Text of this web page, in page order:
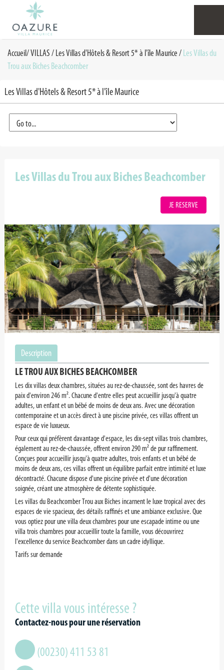
Accueil/VILLAS/Les Villas d'Hôtels & Resort 5* à l'île Maurice/Les Villas du
Trou aux Biches Beachcomber
Les Villas d'Hôtels & Resort 5* à l'île Maurice
Les Villas du Trou aux Biches Beachcomber
JE RESERVE
Description
LE TROU AUX BICHES BEACHCOMBER
Les dix villas deux chambres, situées au rez-de-chaussée, sont des havres de
paix d'environ 246 m². Chacune d'entre elles peut accueillir jusqu'à quatre
adultes, un enfant et un bébé de moins de deux ans. Avec une décoration
contemporaine et un accès direct à une piscine privée, ces villas offrent un
espace de vie luxueux.
Pour ceux qui préfèrent davantage d'espace, les dix-sept villas trois chambres,
également au rez-de-chaussée, offrent environ 290 m² de pur raffinement.
Conçues pour accueillir jusqu'à quatre adultes, trois enfants et un bébé de
moins de deux ans, ces villas offrent un équilibre parfait entre intimité et luxe
décontracté. Chacune dispose d'une piscine privée et d'une décoration
soignée, créant une atmosphère de détente sophistiquée.
Les villas du Beachcomber Trou aux Biches incarnent le luxe tropical avec des
espaces de vie spacieux, des détails raffinés et une ambiance exclusive. Que
vous optiez pour une villa deux chambres pour une escapade intime ou une
villa trois chambres pour accueillir toute la famille, vous découvrirez
l'excellence du service Beachcomber dans un cadre idyllique.
Tarifs sur demande
Cette villa vous intéresse ?
Contactez-nous pour une réservation
(00230) 411 53 81